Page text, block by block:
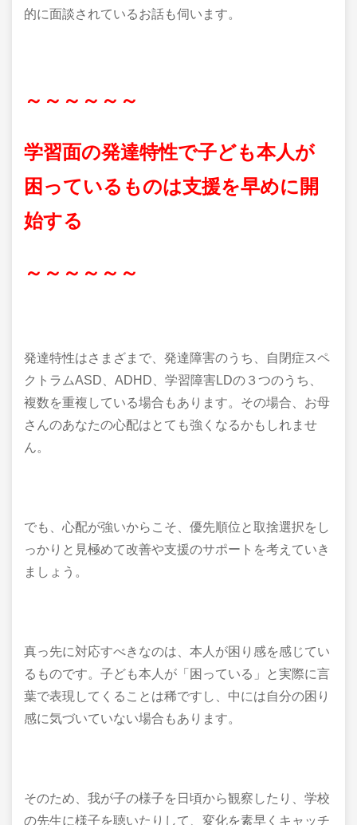
的に面談されているお話も伺います。
～～～～～～
学習面の発達特性で子ども本人が
困っているものは支援を早めに開
始する
～～～～～～
発達特性はさまざまで、発達障害のうち、自閉症スペ
クトラムASD、ADHD、学習障害LDの３つのうち、
複数を重複している場合もあります。その場合、お母
さんのあなたの心配はとても強くなるかもしれませ
ん。
でも、心配が強いからこそ、優先順位と取捨選択をし
っかりと見極めて改善や支援のサポートを考えていき
ましょう。
真っ先に対応すべきなのは、本人が困り感を感じてい
るものです。子ども本人が「困っている」と実際に言
葉で表現してくることは稀ですし、中には自分の困り
感に気づいていない場合もあります。
そのため、我が子の様子を日頃から観察したり、学校
の先生に様子を聴いたりして、変化を素早くキャッチ